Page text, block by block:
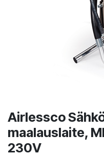
Airlessco
maalauslaite,
230V